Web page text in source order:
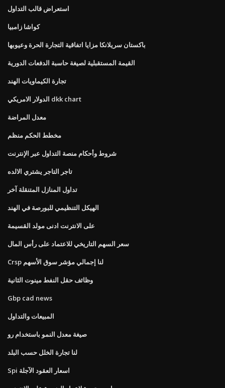
استعراض قالب التداول
كواشا زامبيا
باكستان سريلانكا مزايا اتفاقية التجارة الحرة وعيوبها
القيمة المستقبلية لصيغة حاسبة الدفعات الدورية
تجارة الكيماويات الهند
الدولار الامريكي dkk chart
معدل المراضة
مخطط الحكم منظم
شروط وأحكام منصة التداول عبر الإنترنت
تاجر التاجر يشتري الالده
تداول المنازل المتنقلة آخر
الهيكل التنظيمي للبورصة في الهند
على الانترنت ادنى مولد القسيمة
سعر السهم التاريخي للاعتماد على رأس المال
Crsp لنا إجمالي مؤشر سوق الأسهم
وظائف حقل النفط مينوت الثانية
Gbp cad news
المبيعات والتداول
صيغة معدل النمو باستخدام رو
لنا تجارة الخلل حسب البلد
Spi اسعار العقود الآجلة